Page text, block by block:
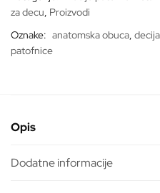
za decu, Proizvodi
Oznake: anatomska obuca,
patofnice
Opis
Dodatne informacije